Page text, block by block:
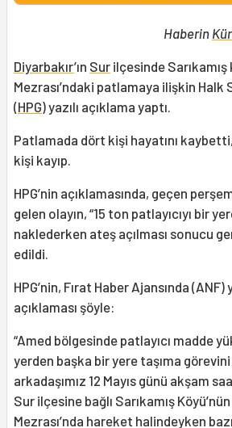
Haberin
Diyarbakır’ın Sur ilçesinde
Mezrası’ndaki patlamaya ilişkin Halk
(HPG) yazılı açıklama yaptı.
Patlamada dört kişi hayatını
kişi kayıp.
HPG’nin açıklamasında, geçen
gelen olayın, “15 ton patlayıcıyı bir
naklederken ateş açılması sonucu
edildi.
HPG’nin, Fırat Haber Ajansında (ANF)
açıklaması şöyle:
“Amed bölgesinde patlayıcı madde
yerden başka bir yere taşıma
arkadaşımız 12 Mayıs günü akşam
Sur ilçesine bağlı Sarıkamış
Mezrası’nda hareket halindeyken